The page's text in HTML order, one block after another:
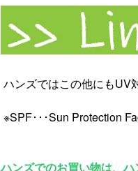
ハンズではこの他にもUV
※SPF･･･Sun Protection
ハンズでのお買い物は、ハ